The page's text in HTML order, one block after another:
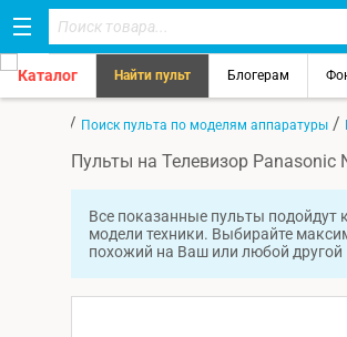
Каталог Найти пульт Блогерам
/ Поиск пульта по моделям аппаратуры /
Пульты на Телевизор Panasonic
Все показанные пульты подойдут
модели техники. Выбирайте
похожий на Ваш или любой другой